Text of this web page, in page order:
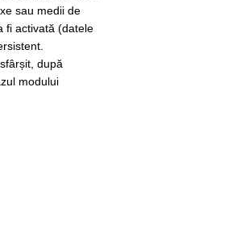
sau medii de
fi activată (datele
după
modului